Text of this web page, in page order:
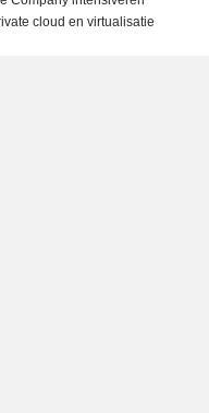
cloud en virtualisatie